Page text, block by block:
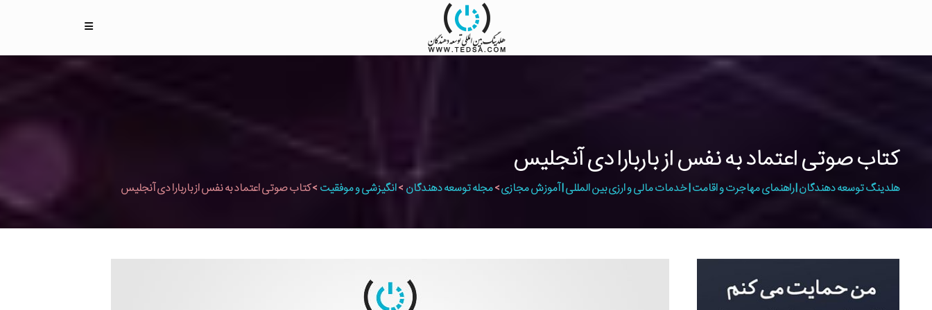
کتاب صوتی اعتماد به نفس از باربارا دی آنجلیس
هلدینگ توسعه دهندگان | راهنمای مهاجرت و اقامت | خدمات مالی و ارزی بین المللی | آموزش مجازی>مجله توسعه دهندگان >انگیزشی و موفقیت >کتاب صوتی اعتماد به نفس از باربارا دی آنجلیس